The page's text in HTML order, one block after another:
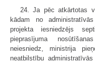
24. Ja pēc atkārtotas
kādam no
projekta iesniedzējs
pieprasījuma
neiesniedz, ministrija
neatbilstību